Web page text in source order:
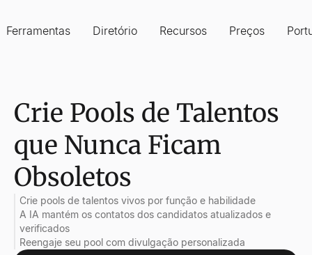
Ferramentas Diretório Recursos Preços
Crie Pools de Talentos
que Nunca Ficam
Obsoletos
Crie pools de talentos vivos por função e habilidade
A IA mantém os contatos dos candidatos atualizados e
verificados
Reengaje seu pool com divulgação personalizada